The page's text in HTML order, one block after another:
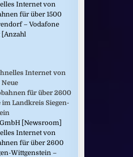
Internet von
für über 1500
– Vodafone
Internet von
Neue
für über 2600
im Landkreis Siegen-
[Newsroom]
Internet von
für über 2600
Wittgenstein –